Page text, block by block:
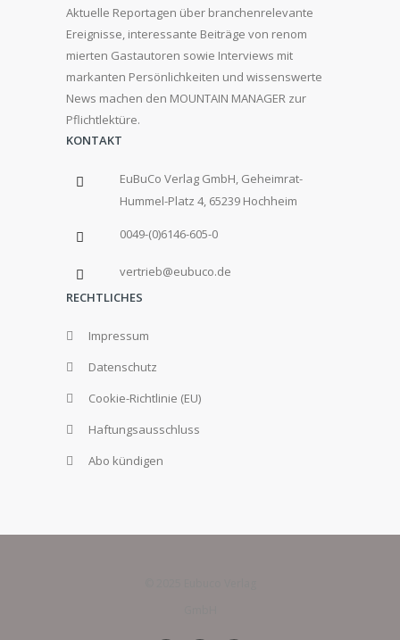
Aktuelle Reportagen über branchenrelevante
Ereignisse, interessante Beiträge von renom
mierten Gastautoren sowie Interviews mit
markanten Persönlichkeiten und wissenswerte
News machen den MOUNTAIN MANAGER zur
Pflichtlektüre.
KONTAKT
EuBuCo Verlag GmbH, Geheimrat-
Hummel-Platz 4, 65239 Hochheim
0049-(0)6146-605-0
vertrieb@eubuco.de
RECHTLICHES
Impressum
Datenschutz
Cookie-Richtlinie (EU)
Haftungsausschluss
Abo kündigen